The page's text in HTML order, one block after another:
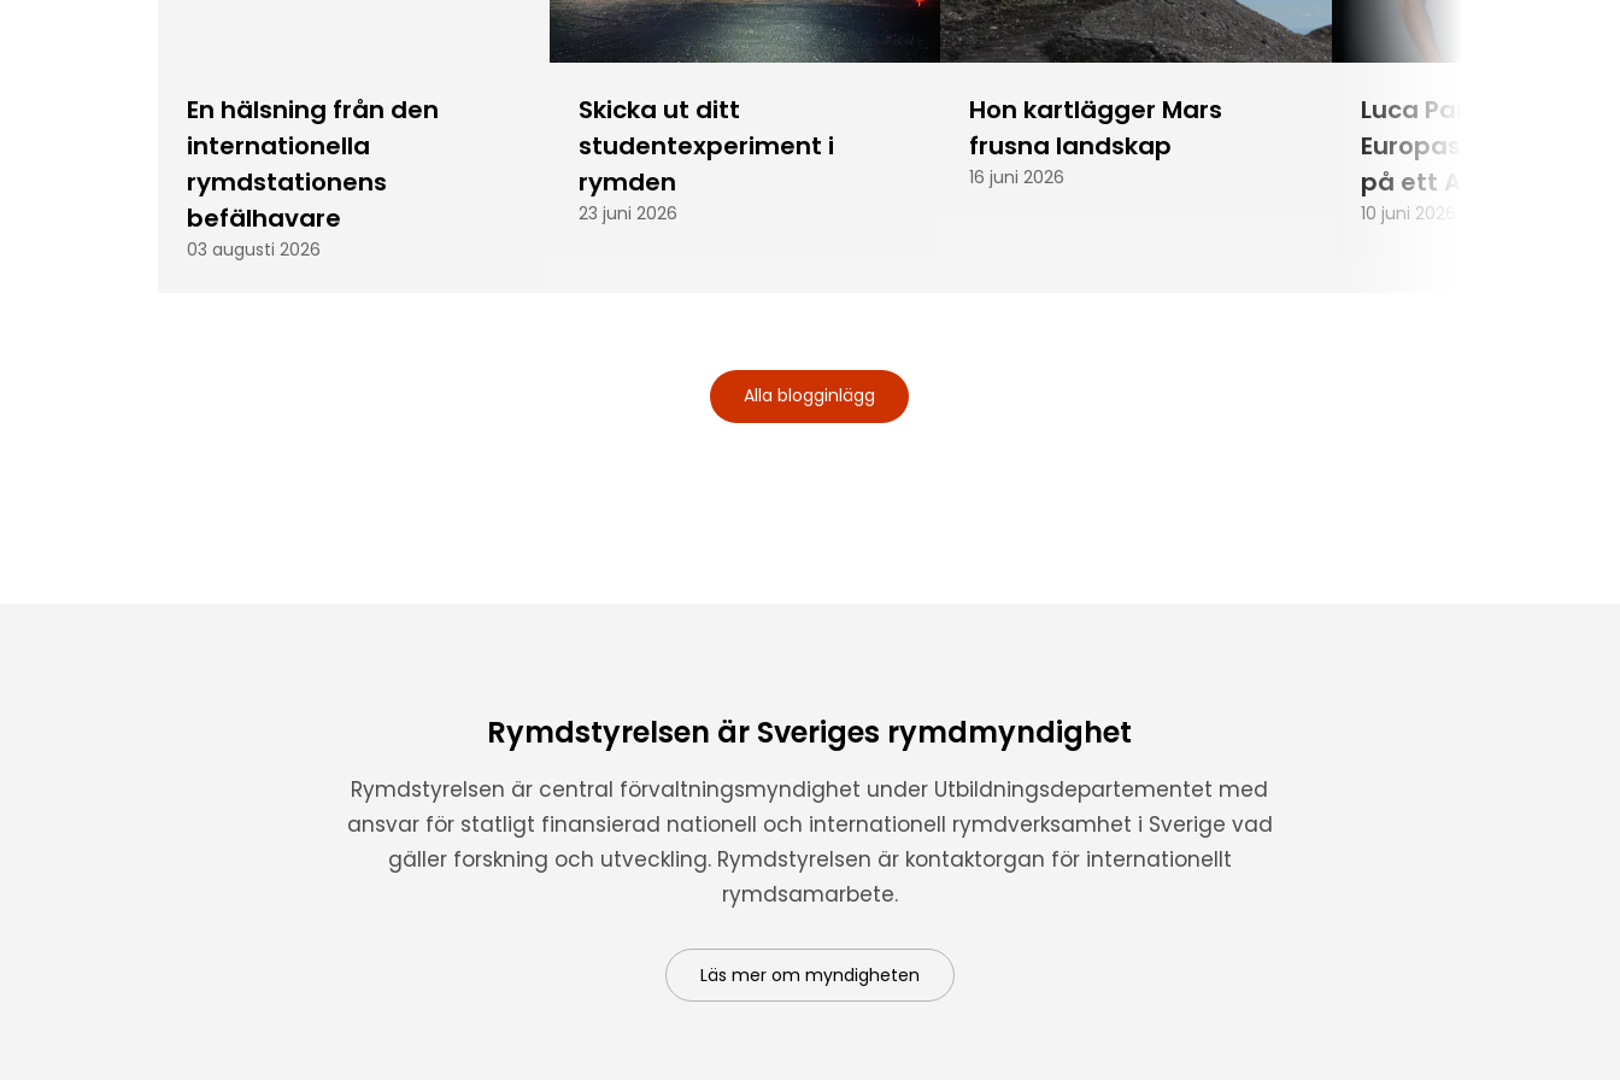
En hälsning från den
internationella
rymdstationens
befälhavare
03 augusti 2026
Skicka ut ditt
studentexperiment i
rymden
23 juni 2026
Hon kartlägger Mars
frusna landskap
16 juni 2026
Luca Parmitano blir
Europas första
på ett
10 juni 2026
Alla blogginlägg
Rymdstyrelsen är Sveriges rymdmyndighet
Rymdstyrelsen är central förvaltningsmyndighet under Utbildningsdepartementet med
ansvar för statligt finansierad nationell och internationell rymdverksamhet i Sverige vad
gäller forskning och utveckling. Rymdstyrelsen är kontaktorgan för internationellt
rymdsamarbete.
Läs mer om myndigheten